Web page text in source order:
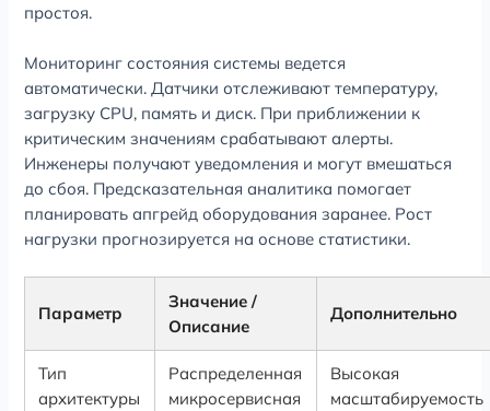
простоя.
Мониторинг состояния системы ведется
автоматически. Датчики отслеживают температуру,
загрузку CPU, память и диск. При приближении к
критическим значениям срабатывают алерты.
Инженеры получают уведомления и могут вмешаться
до сбоя. Предсказательная аналитика помогает
планировать апгрейд оборудования заранее. Рост
нагрузки прогнозируется на основе статистики.
Параметр
Значение /
Описание
Дополнительно
Тип
архитектуры
Распределенная
микросервисная
Высокая
масштабируемость